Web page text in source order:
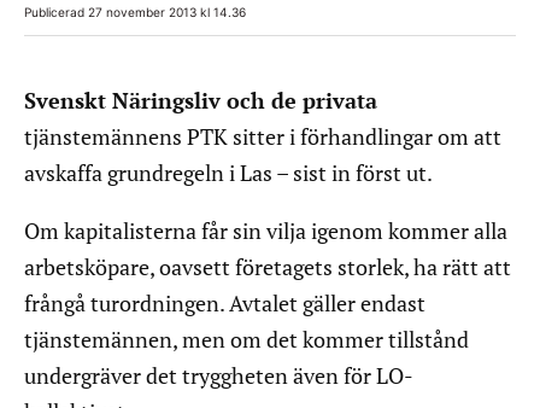
Publicerad 27 november 2013 kl 14.36
Svenskt Näringsliv och de privata
tjänstemännens PTK sitter i förhandlingar om att
avskaffa grundregeln i Las – sist in först ut.
Om kapitalisterna får sin vilja igenom kommer alla
arbetsköpare, oavsett företagets storlek, ha rätt att
frångå turordningen. Avtalet gäller endast
tjänstemännen, men om det kommer tillstånd
undergräver det tryggheten även för LO-